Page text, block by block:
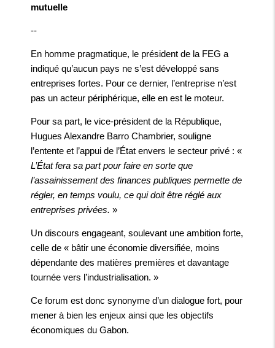
mutuelle
--
En homme pragmatique, le président de la FEG a
indiqué qu’aucun pays ne s’est développé sans
entreprises fortes. Pour ce dernier, l’entreprise n’est
pas un acteur périphérique, elle en est le moteur.
Pour sa part, le vice-président de la République,
Hugues Alexandre Barro Chambrier, souligne
l’entente et l’appui de l’État envers le secteur privé : «
L’État fera sa part pour faire en sorte que
l’assainissement des finances publiques permette de
régler, en temps voulu, ce qui doit être réglé aux
entreprises privées. »
Un discours engageant, soulevant une ambition forte,
celle de « bâtir une économie diversifiée, moins
dépendante des matières premières et davantage
tournée vers l’industrialisation. »
Ce forum est donc synonyme d’un dialogue fort, pour
mener à bien les enjeux ainsi que les objectifs
économiques du Gabon.